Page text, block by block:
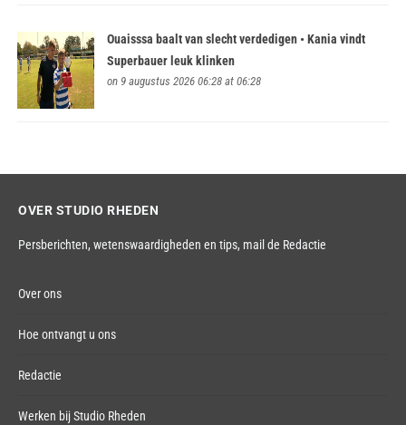
Ouaisssa baalt van slecht verdedigen • Kania vindt
Superbauer leuk klinken
on 9 augustus 2026 06:28 at 06:28
OVER STUDIO RHEDEN
Persberichten, wetenswaardigheden en tips, mail de Redactie
Over ons
Hoe ontvangt u ons
Redactie
Werken bij Studio Rheden